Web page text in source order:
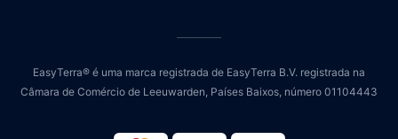
EasyTerra® é uma marca registrada de EasyTerra B.V. registrada na
Câmara de Comércio de Leeuwarden, Países Baixos, número 01104443